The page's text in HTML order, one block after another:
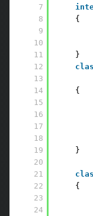
7
8
9
10
11
12
13
14
15
16
17
18
19
20
21
22
23
24
{
}
{
}
{